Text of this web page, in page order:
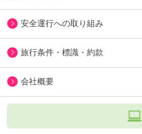
安全運行への取り組み
旅行条件・標識・約款
会社概要